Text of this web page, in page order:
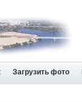
Загрузить фото